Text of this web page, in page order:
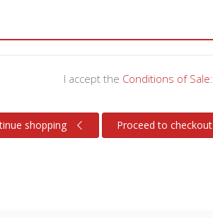
I accept the Conditions of Sale:
shopping Proceed to checkout